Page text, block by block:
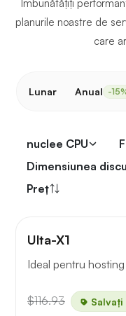
Îmbunătățiți
planurile noastre de
care
Lunar Anual -
nuclee CPU
Dimensiunea
Preț
Ulta-X1
Ideal pentru
$116.93